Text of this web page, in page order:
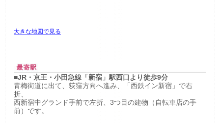
大きな地図で見る
■JR・京王・小田急線「新宿」駅西口より徒歩9分
青梅街道に出て、荻窪方向へ進み、「西鉄イン新宿」で右
折、
西新宿中グランド手前で左折、3つ目の建物（自転車店の手
前）です。